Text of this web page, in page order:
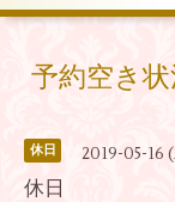
予約空き状
休日 2019-05-16
休日